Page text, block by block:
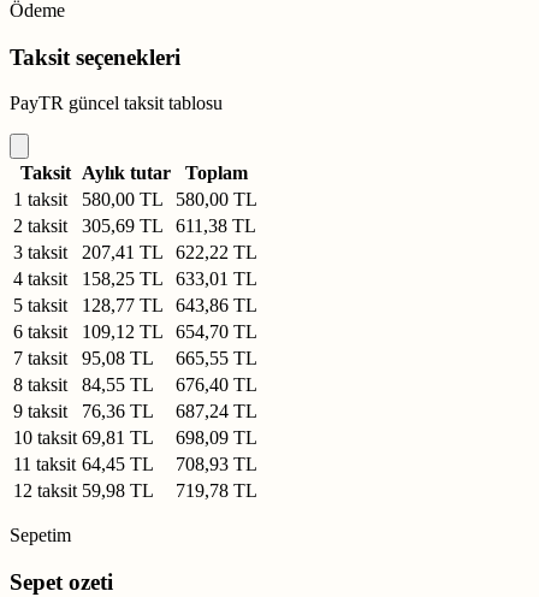
Ödeme
Taksit seçenekleri
PayTR güncel taksit tablosu
Taksit Aylık tutar
Toplam
1 taksit
580,00 TL
580,00 TL
2 taksit
305,69 TL
611,38 TL
3 taksit
207,41 TL
622,22 TL
4 taksit
158,25 TL
633,01 TL
5 taksit
128,77 TL
643,86 TL
6 taksit
109,12 TL
654,70 TL
7 taksit
95,08 TL
665,55 TL
8 taksit
84,55 TL
676,40 TL
9 taksit
76,36 TL
687,24 TL
10 taksit 69,81 TL
698,09 TL
11 taksit 64,45 TL
708,93 TL
12 taksit 59,98 TL 719,78 TL
Sepetim
Sepet ozeti